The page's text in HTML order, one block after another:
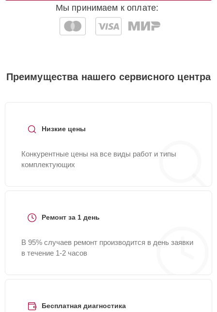
Мы принимаем к оплате:
Преимущества нашего сервисного центра
Низкие цены
Конкурентные цены на все виды работ и типы
комплектующих
Ремонт за 1 день
В 95% случаев ремонт производится в день заявки
в течение 1-2 часов
Бесплатная диагностика